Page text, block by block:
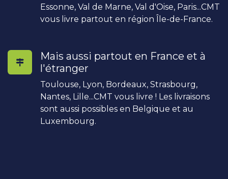
Essonne, Val de Marne, Val d'Oise, Paris...CMT
vous livre partout en région Île-de-France.
Mais aussi partout en France et à
l'étranger
Toulouse, Lyon, Bordeaux, Strasbourg,
Nantes, Lille...CMT vous livre ! Les livraisons
sont aussi possibles en Belgique et au
Luxembourg.